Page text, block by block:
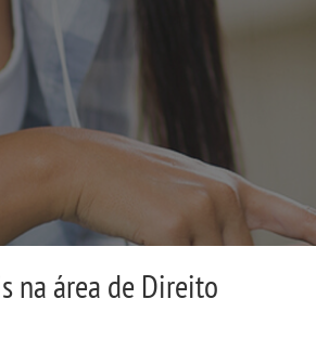
na área de Direito